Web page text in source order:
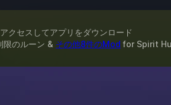
クセスしてアプリをダウンロード
限のルーン & その他8件のMod for Spirit